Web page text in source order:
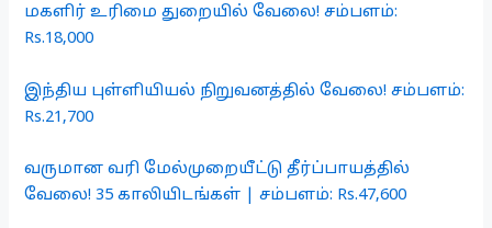
மகளிர் உரிமை துறையில் வேலை! சம்பளம்:
Rs.18,000
இந்திய புள்ளியியல் நிறுவனத்தில் வேலை! சம்பளம்:
Rs.21,700
வருமான வரி மேல்முறையீட்டு தீர்ப்பாயத்தில்
வேலை! 35 காலியிடங்கள் | சம்பளம்: Rs.47,600